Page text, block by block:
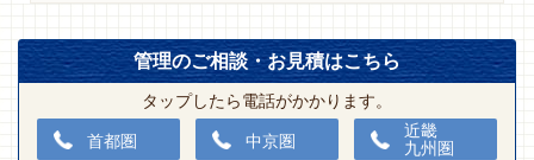
管理のご相談・お見積はこちら
タップしたら電話がかかります。
首都圏 中京圏
近畿
九州圏